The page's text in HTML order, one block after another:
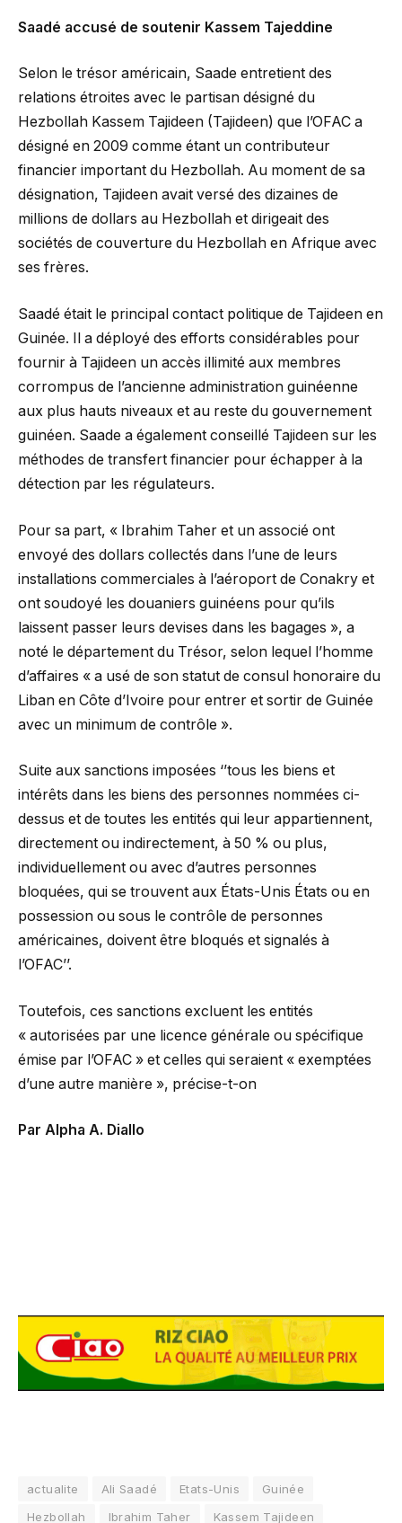
Saadé accusé de soutenir Kassem Tajeddine
Selon le trésor américain, Saade entretient des
relations étroites avec le partisan désigné du
Hezbollah Kassem Tajideen (Tajideen) que l’OFAC a
désigné en 2009 comme étant un contributeur
financier important du Hezbollah. Au moment de sa
désignation, Tajideen avait versé des dizaines de
millions de dollars au Hezbollah et dirigeait des
sociétés de couverture du Hezbollah en Afrique avec
ses frères.
Saadé était le principal contact politique de Tajideen en
Guinée. Il a déployé des efforts considérables pour
fournir à Tajideen un accès illimité aux membres
corrompus de l’ancienne administration guinéenne
aux plus hauts niveaux et au reste du gouvernement
guinéen. Saade a également conseillé Tajideen sur les
méthodes de transfert financier pour échapper à la
détection par les régulateurs.
Pour sa part, « Ibrahim Taher et un associé ont
envoyé des dollars collectés dans l’une de leurs
installations commerciales à l’aéroport de Conakry et
ont soudoyé les douaniers guinéens pour qu’ils
laissent passer leurs devises dans les bagages », a
noté le département du Trésor, selon lequel l’homme
d’affaires « a usé de son statut de consul honoraire du
Liban en Côte d’Ivoire pour entrer et sortir de Guinée
avec un minimum de contrôle ».
Suite aux sanctions imposées ‘’tous les biens et
intérêts dans les biens des personnes nommées ci-
dessus et de toutes les entités qui leur appartiennent,
directement ou indirectement, à 50 % ou plus,
individuellement ou avec d’autres personnes
bloquées, qui se trouvent aux États-Unis États ou en
possession ou sous le contrôle de personnes
américaines, doivent être bloqués et signalés à
l’OFAC’’.
Toutefois, ces sanctions excluent les entités
« autorisées par une licence générale ou spécifique
émise par l’OFAC » et celles qui seraient « exemptées
d’une autre manière », précise-t-on
Par Alpha A. Diallo
actualite Ali Saadé Etats-Unis
Guinée
Hezbollah
Ibrahim Taher Kassem Tajideen